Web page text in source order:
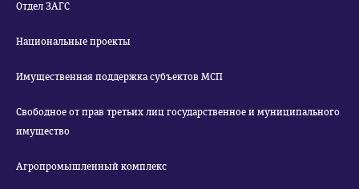
Отдел ЗАГС
Национальные проекты
Имущественная поддержка субъектов МСП
Свободное от прав третьих лиц государственное и муниципального
имущество
Агропромышленный комплекс